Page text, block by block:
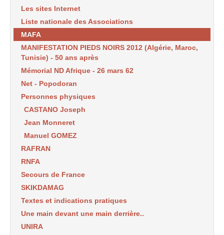
Les sites Internet
Liste nationale des Associations
MAFA
MANIFESTATION PIEDS NOIRS 2012 (Algérie, Maroc,
Tunisie) - 50 ans après
Mémorial ND Afrique - 26 mars 62
Net - Popodoran
Personnes physiques
CASTANO Joseph
Jean Monneret
Manuel GOMEZ
RAFRAN
RNFA
Secours de France
SKIKDAMAG
Textes et indications pratiques
Une main devant une main derrière..
UNIRA